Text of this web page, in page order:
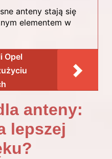
anteny stają się
elementem w
Opel
anteny:
lepszej